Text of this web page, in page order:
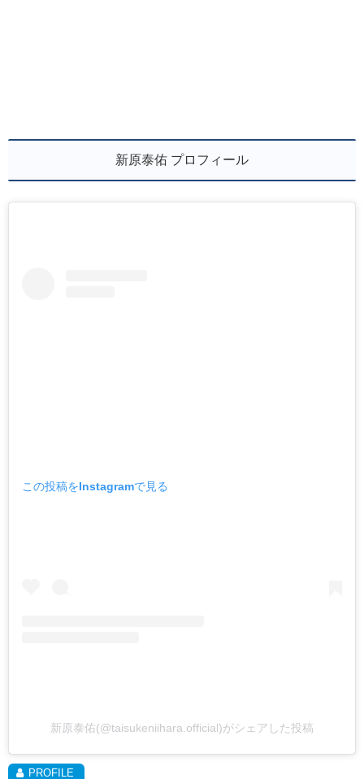
新原泰佑 プロフィール
この投稿をInstagramで見る
新原泰佑(@taisukeniihara.official)がシェアした投稿